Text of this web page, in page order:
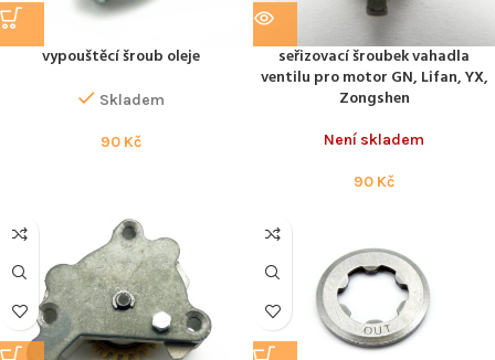
vypouštěcí šroub oleje
Skladem
90 Kč
seřizovací šroubek vahadla
ventilu pro motor GN, Lifan, YX,
Zongshen
Není skladem
90 Kč